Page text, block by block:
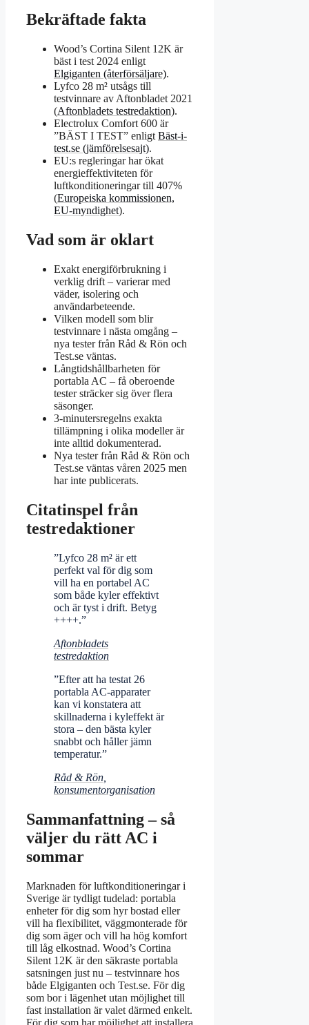
Bekräftade fakta
Wood’s Cortina Silent 12K är
bäst i test 2024 enligt
Elgiganten (återförsäljare).
Lyfco 28 m² utsågs till
testvinnare av Aftonbladet 2021
(Aftonbladets testredaktion).
Electrolux Comfort 600 är
”BÄST I TEST” enligt Bäst-i-
test.se (jämförelsesajt).
EU:s regleringar har ökat
energieffektiviteten för
luftkonditioneringar till 407%
(Europeiska kommissionen,
EU-myndighet).
Vad som är oklart
Exakt energiförbrukning i
verklig drift – varierar med
väder, isolering och
användarbeteende.
Vilken modell som blir
testvinnare i nästa omgång –
nya tester från Råd & Rön och
Test.se väntas.
Långtidshållbarheten för
portabla AC – få oberoende
tester sträcker sig över flera
säsonger.
3‑minutersregelns exakta
tillämpning i olika modeller är
inte alltid dokumenterad.
Nya tester från Råd & Rön och
Test.se väntas våren 2025 men
har inte publicerats.
Citatinspel från
testredaktioner
”Lyfco 28 m² är ett
perfekt val för dig som
vill ha en portabel AC
som både kyler effektivt
och är tyst i drift. Betyg
++++.”
Aftonbladets
testredaktion
”Efter att ha testat 26
portabla AC-apparater
kan vi konstatera att
skillnaderna i kyleffekt är
stora – den bästa kyler
snabbt och håller jämn
temperatur.”
Råd & Rön,
konsumentorganisation
Sammanfattning – så
väljer du rätt AC i
sommar
Marknaden för luftkonditioneringar i
Sverige är tydligt tudelad: portabla
enheter för dig som hyr bostad eller
vill ha flexibilitet, väggmonterade för
dig som äger och vill ha hög komfort
till låg elkostnad. Wood’s Cortina
Silent 12K är den säkraste portabla
satsningen just nu – testvinnare hos
både Elgiganten och Test.se. För dig
som bor i lägenhet utan möjlighet till
fast installation är valet därmed enkelt.
För dig som har möjlighet att installera